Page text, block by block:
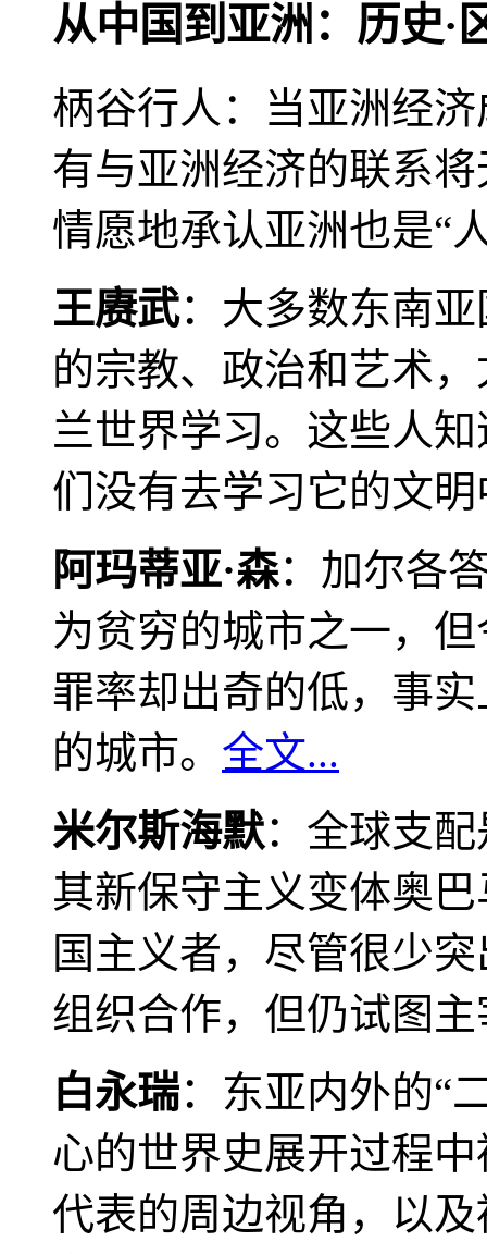
从中国到亚洲：历史·
柄谷行人：当亚洲经
有与亚洲经济的联系
情愿地承认亚洲也是“
王赓武：大多数东南
的宗教、政治和艺术
兰世界学习。这些人
们没有去学习它的文
阿玛蒂亚·森：加尔各
为贫穷的城市之一，
罪率却出奇的低，事
的城市。 全文...
米尔斯海默：全球支
其新保守主义变体奥
国主义者，尽管很少
组织合作，但仍试图
白永瑞：东亚内外的“
心的世界史展开过程
代表的周边视角，以